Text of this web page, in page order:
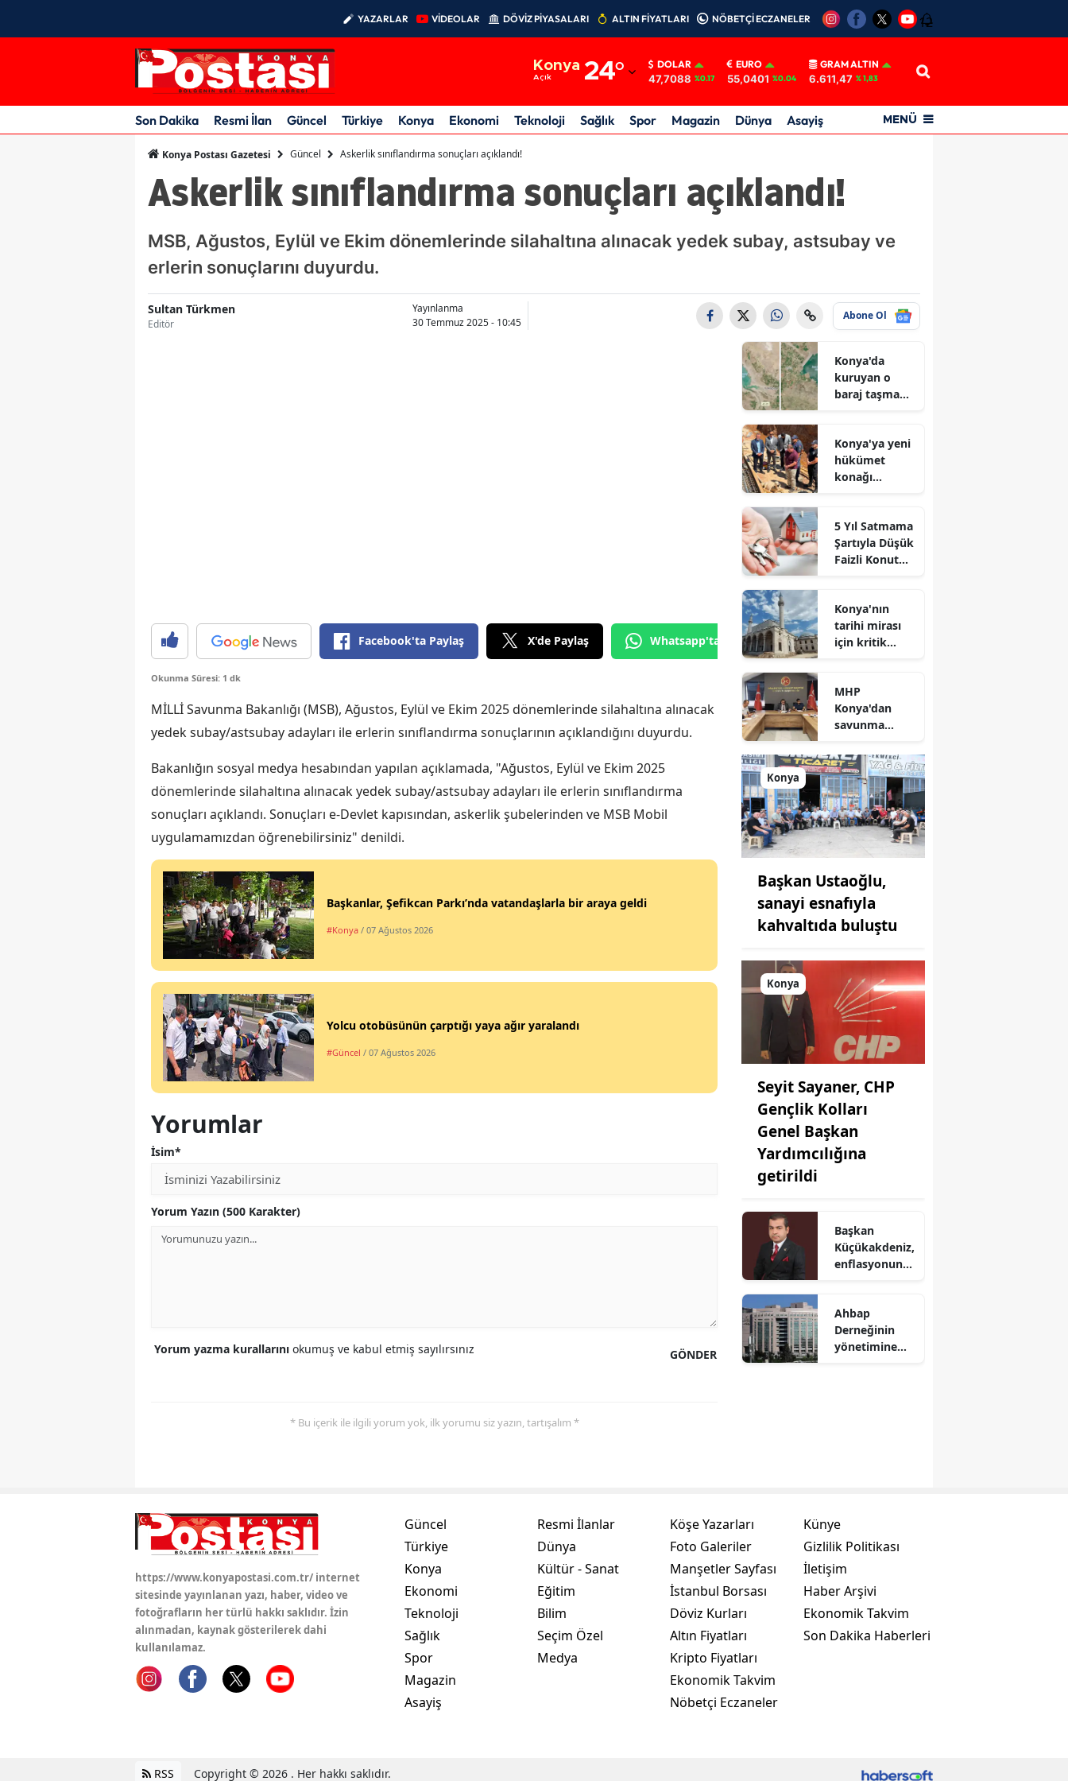
YAZARLAR VİDEOLAR DÖVİZ PİYASALARI ALTIN FİYATLARI NÖBETÇİ ECZANELER 12
Konya
Açık 24°
Adıyaman
Afyonkarahisar
Ankara
Antalya
Çorum
Edirne
Elazığ
Erzincan
Eskişehir
Gaziantep
Hatay
Mersin
Kütahya
Kahramanmaraş
Mardin
Muş
Nevşehir
DOLAR
47,7088 %0.17
EURO
55,0401 %0.04
GRAM ALTIN
6.611,47 % 1,83
Son Dakika Resmi İlan Güncel Türkiye Konya Ekonomi Teknoloji Sağlık Spor Magazin Dünya Asayiş MENÜ
Konya Postası Gazetesi Güncel Askerlik sınıflandırma sonuçları açıklandı!
Askerlik sınıflandırma sonuçları açıklandı!
MSB, Ağustos, Eylül ve Ekim dönemlerinde silahaltına alınacak yedek subay, astsubay ve
erlerin sonuçlarını duyurdu.
Sultan Türkmen
Editör
Yayınlanma
30 Temmuz 2025 - 10:45
Abone Ol
Facebook'ta Paylaş X'de Paylaş Whatsapp'tan Gönder
Okunma Süresi: 1 dk
MİLLİ Savunma Bakanlığı (MSB), Ağustos, Eylül ve Ekim 2025 dönemlerinde silahaltına alınacak
yedek subay/astsubay adayları ile erlerin sınıflandırma sonuçlarının açıklandığını duyurdu.
Bakanlığın sosyal medya hesabından yapılan açıklamada, "Ağustos, Eylül ve Ekim 2025
dönemlerinde silahaltına alınacak yedek subay/astsubay adayları ile erlerin sınıflandırma
sonuçları açıklandı. Sonuçları e-Devlet kapısından, askerlik şubelerinden ve MSB Mobil
uygulamamızdan öğrenebilirsiniz" denildi.
Başkanlar, Şefikcan Parkı’nda vatandaşlarla bir araya geldi
#Konya / 07 Ağustos 2026
Yolcu otobüsünün çarptığı yaya ağır yaralandı
#Güncel / 07 Ağustos 2026
Yorumlar
İsim*
Yorum Yazın (500 Karakter)
GÖNDER
Yorum yazma kurallarını okumuş ve kabul etmiş sayılırsınız
* Bu içerik ile ilgili yorum yok, ilk yorumu siz yazın, tartışalım *
Konya'da
kuruyan o
baraj taşma
Konya'ya yeni
hükümet
konağı
5 Yıl Satmama
Şartıyla Düşük
Faizli Konut
Konya'nın
tarihi mirası
için kritik
açıklandı
MHP
Konya'dan
savunma
yeni hamle: İlk
toplantı
yapıldı!
Konya
Başkan Ustaoğlu,
sanayi esnafıyla
kahvaltıda buluştu
Konya
Seyit Sayaner, CHP
Gençlik Kolları
Genel Başkan
Yardımcılığına
getirildi
Başkan
Küçükakdeniz,
enflasyonun
değerlendirdi
Ahbap
Derneğinin
yönetimine
https://www.konyapostasi.com.tr/ internet
sitesinde yayınlanan yazı, haber, video ve
fotoğrafların her türlü hakkı saklıdır. İzin
alınmadan, kaynak gösterilerek dahi
kullanılamaz.
Güncel
Türkiye
Konya
Ekonomi
Teknoloji
Sağlık
Spor
Magazin
Asayiş
Resmi İlanlar
Dünya
Kültür - Sanat
Eğitim
Bilim
Seçim Özel
Medya
Köşe Yazarları
Foto Galeriler
Manşetler Sayfası
İstanbul Borsası
Döviz Kurları
Altın Fiyatları
Kripto Fiyatları
Ekonomik Takvim
Nöbetçi Eczaneler
Künye
Gizlilik Politikası
İletişim
Haber Arşivi
Ekonomik Takvim
Son Dakika Haberleri
RSS Copyright © 2026 . Her hakkı saklıdır.